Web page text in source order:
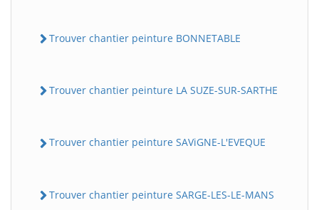
Trouver chantier peinture BONNETABLE
Trouver chantier peinture LA SUZE-SUR-SARTHE
Trouver chantier peinture SAViGNE-L'EVEQUE
Trouver chantier peinture SARGE-LES-LE-MANS